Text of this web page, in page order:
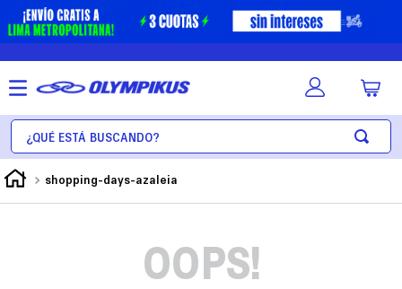
¿Qué está buscando?
shopping-days-azaleia
OOPS!